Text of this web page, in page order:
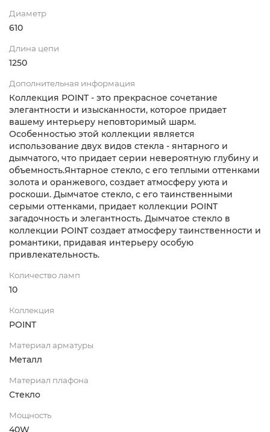
Диаметр
610
Длина цепи
1250
Дополнительная информация
Коллекция POINT - это прекрасное сочетание
элегантности и изысканности, которое придает
вашему интерьеру неповторимый шарм.
Особенностью этой коллекции является
использование двух видов стекла - янтарного и
дымчатого, что придает серии невероятную глубину и
объемность.Янтарное стекло, с его теплыми оттенками
золота и оранжевого, создает атмосферу уюта и
роскоши. Дымчатое стекло, с его таинственными
серыми оттенками, придает коллекции POINT
загадочность и элегантность. Дымчатое стекло в
коллекции POINT создает атмосферу таинственности и
романтики, придавая интерьеру особую
привлекательность.
Количество ламп
10
Коллекция
POINT
Материал арматуры
Металл
Материал плафона
Стекло
Мощность
40W